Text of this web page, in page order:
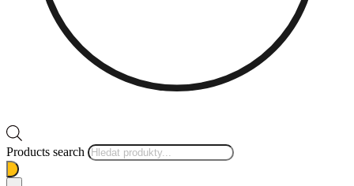
Products search